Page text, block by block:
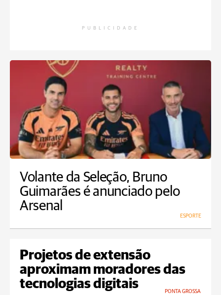
PUBLICIDADE
Volante da Seleção, Bruno
Guimarães é anunciado pelo
Arsenal
ESPORTE
Projetos de extensão
aproximam moradores das
tecnologias digitais
PONTA GROSSA